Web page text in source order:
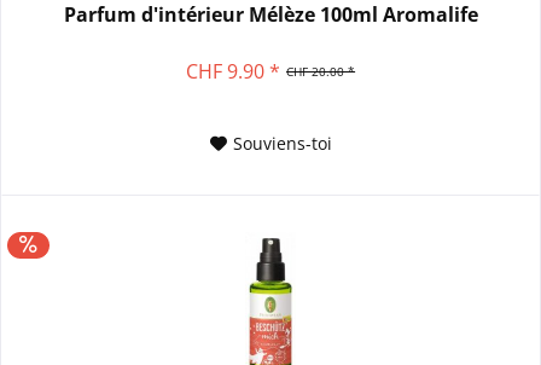
Parfum d'intérieur Mélèze 100ml Aromalife
CHF 20.00 *
CHF 9.90 *
Souviens-toi